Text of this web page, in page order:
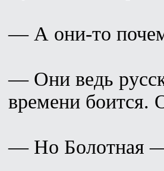
— А они-то
— Они ведь
времени боится.
— Но Болотная —